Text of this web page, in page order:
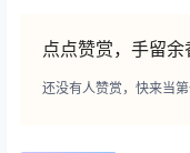
点点赞赏，手留余
还没有人赞赏，快来当第